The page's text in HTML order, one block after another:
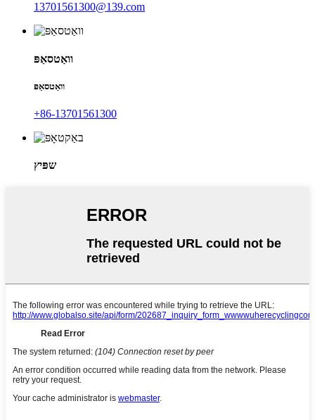
13701561300@139.com
וואַטסאַפּ
וואַטסאַפּ
+86-13701561300
שפּיץ